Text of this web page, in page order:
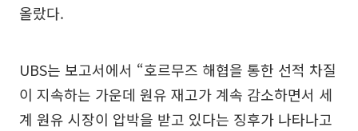
올랐다.
UBS는 보고서에서 “호르무즈 해협을 통한 선적 차질
이 지속하는 가운데 원유 재고가 계속 감소하면서 세
계 원유 시장이 압박을 받고 있다는 징후가 나타나고